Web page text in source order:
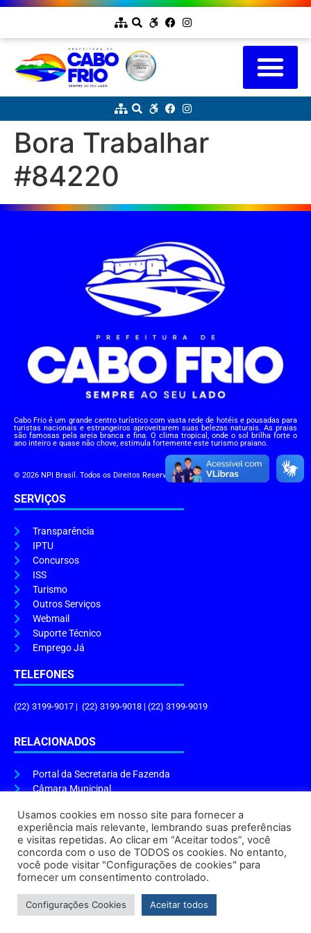
Bora Trabalhar
#84220
Cabo Frio é um grande centro turístico com vasta rede de hotéis e pousadas para
turistas nacionais e estrangeiros aproveitarem suas belezas naturais. As praias
são famosas pela areia branca e fina. O clima tropical, onde o sol brilha forte o
ano inteiro e quase não chove, estimula fortemente este turismo praiano.
© 2026 NPI Brasil. Todos os Direitos Reservados.
SERVIÇOS
Transparência
IPTU
Concursos
ISS
Turismo
Outros Serviços
Webmail
Suporte Técnico
Emprego Já
TELEFONES
(22) 3199-9017 | (22) 3199-9018 | (22) 3199-9019
RELACIONADOS
Portal da Secretaria de Fazenda
Câmara Municipal
ENDEREÇO E HORÁRIO
Endereço:Praça Tiradentes, s/n – Centro, Cabo Frio – RJ, 28906-290
Atendimento do Protocolo Geral da Prefeitura:9h às 16h
Horário de Funcionamento:8h às 17h
Usamos cookies em nosso site para fornecer a
experiência mais relevante, lembrando suas preferências
e visitas repetidas. Ao clicar em “Aceitar todos”, você
concorda com o uso de TODOS os cookies. No entanto,
você pode visitar "Configurações de cookies" para
fornecer um consentimento controlado.
Configurações Cookies Aceitar todos